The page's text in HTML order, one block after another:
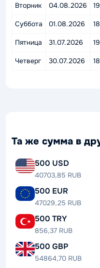
Вторник 04.08.2026
Суббота 01.08.2026
Пятница 31.07.2026
Четверг 30.07.2026
Та же сумма в
500 USD
40703,85 RUB
500 EUR
47029,25 RUB
500 TRY
856,37 RUB
500 GBP
54864,70 RUB